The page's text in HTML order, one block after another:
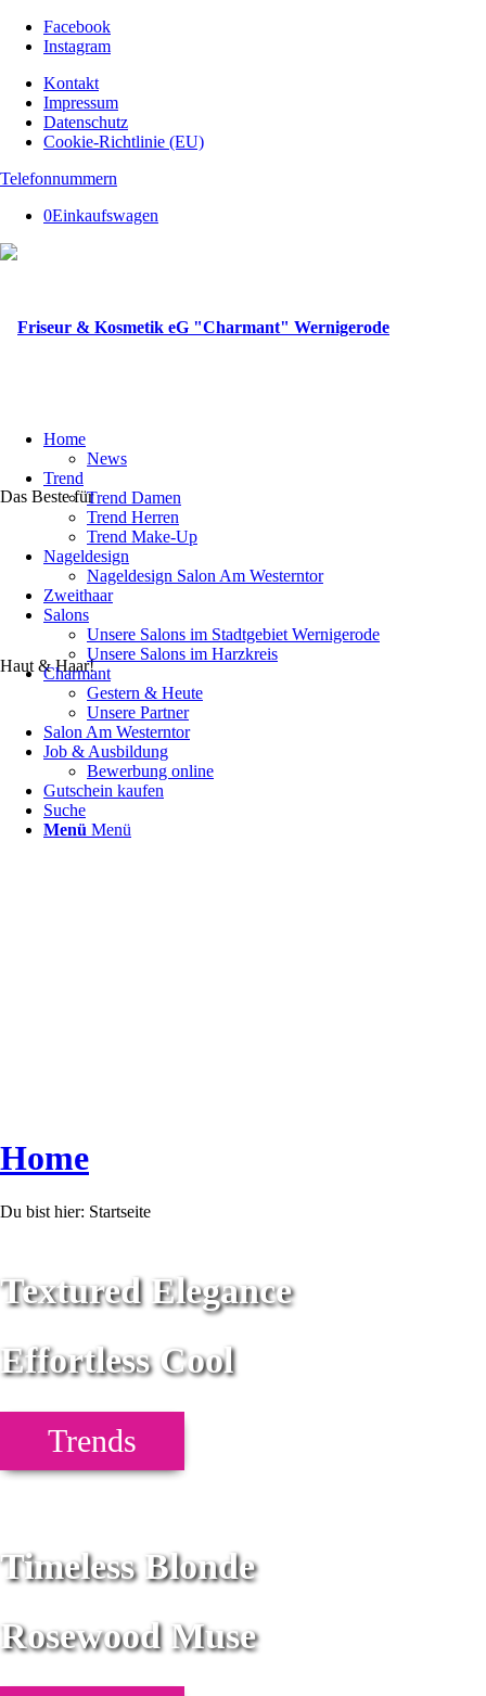
Facebook
Instagram
Kontakt
Impressum
Datenschutz
Cookie-Richtlinie (EU)
Telefonnummern
0Einkaufswagen
Das Beste für
Haut & Haar!
Home
News
Trend
Trend Damen
Trend Herren
Trend Make-Up
Nageldesign
Nageldesign Salon Am Westerntor
Zweithaar
Salons
Unsere Salons im Stadtgebiet Wernigerode
Unsere Salons im Harzkreis
Charmant
Gestern & Heute
Unsere Partner
Salon Am Westerntor
Job & Ausbildung
Bewerbung online
Gutschein kaufen
Suche
Menü Menü
Home
Du bist hier: Startseite
Textured Elegance
Effortless Cool
Trends
Timeless Blonde
Rosewood Muse